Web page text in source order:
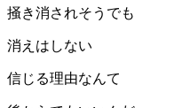
掻き消されそうでも
消えはしない
信じる理由なんて